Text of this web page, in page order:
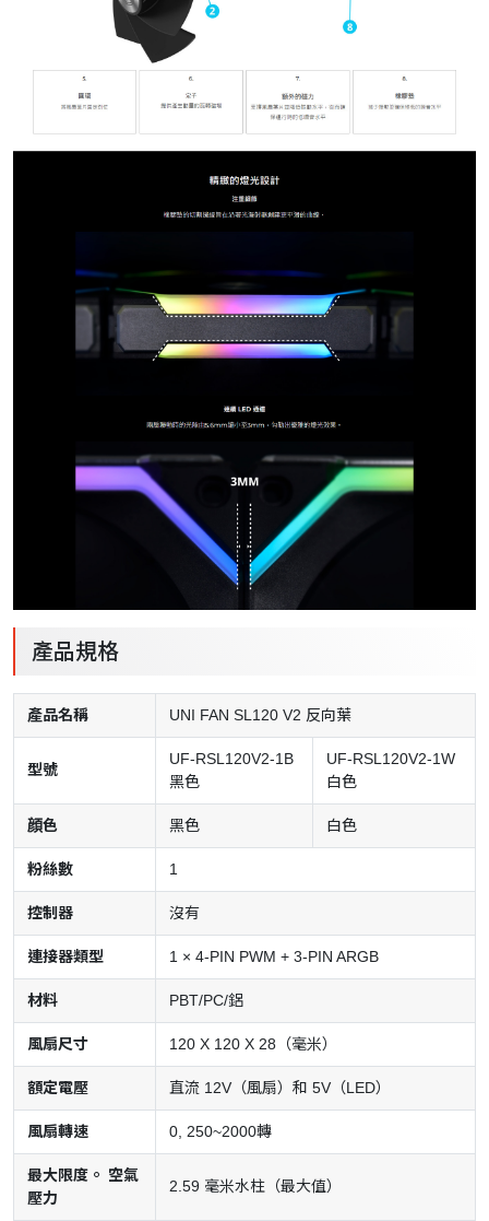
產品規格
產品名稱 UNI FAN SL120 V2 反向葉
型號
UF-RSL120V2-1B
黑色
UF-RSL120V2-1W
白色
顔色 黑色 白色
粉絲數 1
控制器 沒有
連接器類型 1 × 4-PIN PWM + 3-PIN ARGB
材料 PBT/PC/鋁
風扇尺寸 120 X 120 X 28（毫米）
額定電壓 直流 12V（風扇）和 5V（LED）
風扇轉速 0, 250~2000轉
最大限度。 空氣
壓力
2.59 毫米水柱（最大值）